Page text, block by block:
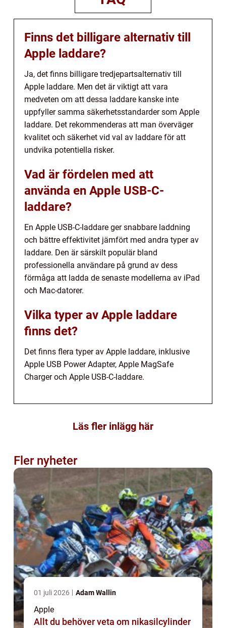
Finns det billigare alternativ till
Apple laddare?
Ja, det finns billigare tredjepartsalternativ till
Apple laddare. Men det är viktigt att vara
medveten om att dessa laddare kanske inte
uppfyller samma säkerhetsstandarder som Apple
laddare. Det rekommenderas att man överväger
kvalitet och säkerhet vid val av laddare för att
undvika potentiella risker.
Vad är fördelen med att
använda en Apple USB-C-
laddare?
En Apple USB-C-laddare ger snabbare laddning
och bättre effektivitet jämfört med andra typer av
laddare. Den är särskilt populär bland
professionella användare på grund av dess
förmåga att ladda de senaste modellerna av iPad
och Mac-datorer.
Vilka typer av Apple laddare
finns det?
Det finns flera typer av Apple laddare, inklusive
Apple USB Power Adapter, Apple MagSafe
Charger och Apple USB-C-laddare.
Läs fler inlägg här
Fler nyheter
01 juli 2026 Adam Wallin
Apple
Allt du behöver veta om nikasilcylinder